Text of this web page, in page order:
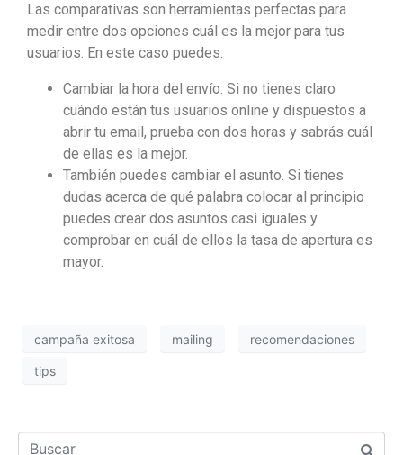
Las comparativas son herramientas perfectas para
medir entre dos opciones cuál es la mejor para tus
usuarios. En este caso puedes:
Cambiar la hora del envío: Si no tienes claro
cuándo están tus usuarios online y dispuestos a
abrir tu email, prueba con dos horas y sabrás cuál
de ellas es la mejor.
También puedes cambiar el asunto. Si tienes
dudas acerca de qué palabra colocar al principio
puedes crear dos asuntos casi iguales y
comprobar en cuál de ellos la tasa de apertura es
mayor.
campaña exitosa mailing recomendaciones
tips